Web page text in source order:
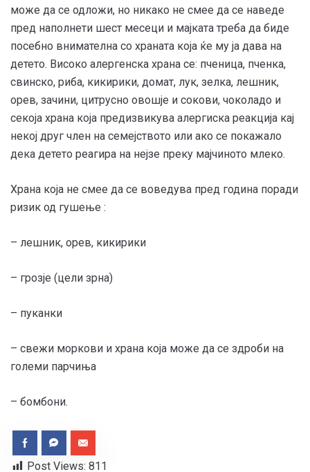
може да се одложи, но никако не смее да се наведе
пред наполнети шест месеци и мајката треба да биде
посебно внимателна со храната која ќе му ја дава на
детето. Високо алергенска храна се: пченица, пченка,
свинско, риба, кикирики, домат, лук, зелка, лешник,
орев, зачини, цитрусно овошје и сокови, чоколадо и
секоја храна која предизвикува алергиска реакција кај
некој друг член на семејството или ако се покажало
дека детето реагира на нејзе преку мајчиното млеко.
Храна која не смее да се воведува пред година поради
ризик од гушење :
– лешник, орев, кикирики
– грозје (цели зрна)
– пуканки
– свежи моркови и храна која може да се здроби на
големи парчиња
– бомбони.
Post Views: 811